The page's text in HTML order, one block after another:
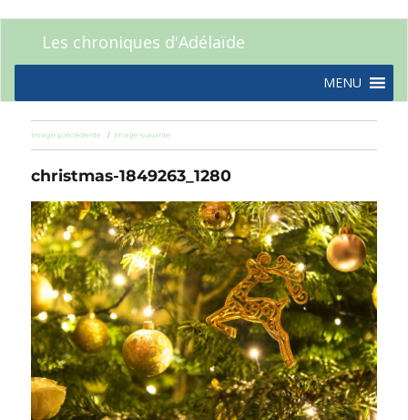
Les chroniques d'Adélaïde
MENU
Image précédente Image suivante
christmas-1849263_1280